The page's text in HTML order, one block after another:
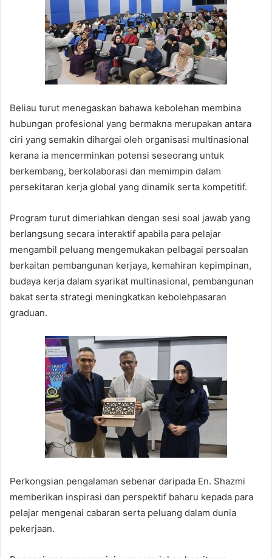
Beliau turut menegaskan bahawa kebolehan membina
hubungan profesional yang bermakna merupakan antara
ciri yang semakin dihargai oleh organisasi multinasional
kerana ia mencerminkan potensi seseorang untuk
berkembang, berkolaborasi dan memimpin dalam
persekitaran kerja global yang dinamik serta kompetitif.
Program turut dimeriahkan dengan sesi soal jawab yang
berlangsung secara interaktif apabila para pelajar
mengambil peluang mengemukakan pelbagai persoalan
berkaitan pembangunan kerjaya, kemahiran kepimpinan,
budaya kerja dalam syarikat multinasional, pembangunan
bakat serta strategi meningkatkan kebolehpasaran
graduan.
Perkongsian pengalaman sebenar daripada En. Shazmi
memberikan inspirasi dan perspektif baharu kepada para
pelajar mengenai cabaran serta peluang dalam dunia
pekerjaan.